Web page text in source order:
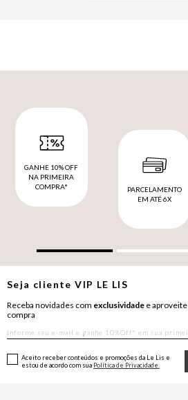
GANHE 10% OFF
NA PRIMEIRA
COMPRA*
PARCELAMENTO
EM ATÉ 6X
Seja clienteVIP LE LIS
Receba novidades com exclusividade e aproveite
compra
Aceito receber conteúdos e promoções da Le Lis e
estou de acordo com sua Política de Privacidade.